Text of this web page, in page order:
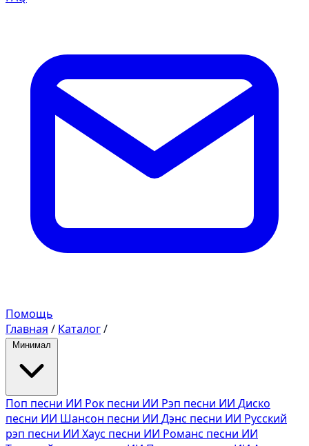
Помощь
Главная / Каталог/
Минимал
Поп песни ИИ Рок песни ИИ Рэп песни ИИ Диско
песни ИИ Шансон песни ИИ Дэнс песни ИИ Русский
рэп песни ИИ Хаус песни ИИ Романс песни ИИ